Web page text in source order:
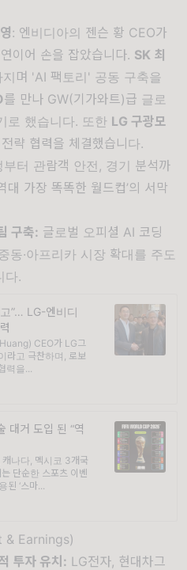
: 엔비디아의 젠슨 황 CEO가
이어 손을 잡았습니다. SK 최
지며 'AI 팩토리' 공동 구축을
를 만나 GW(기가와트)급 글로
로 했습니다. 또한 LG 구광모
략 협력을 체결했습니다.
부터 관람객 안전, 경기 분석까
대 가장 똑똑한 월드컵’의 서막
구축: 글로벌 오피셜 AI 코딩
동·아프리카 시장 확대를 주도
다.
”… LG-엔비디
CEO가 LG그
라고 극찬하며, 로보
을...
대거 도입 된 “역
나다, 멕시코 3개국
단순한 스포츠 이벤
‘스마...
& Earnings)
투자 유치 : LG전자, 현대차그